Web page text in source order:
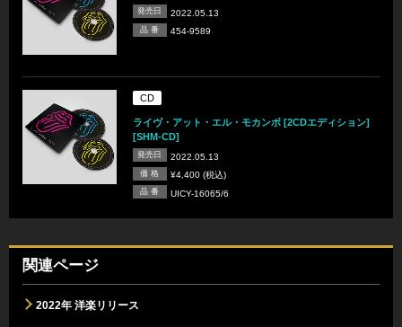
発売日 2022.05.13
品 番 454-9589
CD
ライヴ・アット・エル・モカンボ [2CDエディション]
[SHM-CD]
発売日 2022.05.13
価 格 ¥4,400 (税込)
品 番 UICY-16065/6
関連ページ
2022年 洋楽リリース